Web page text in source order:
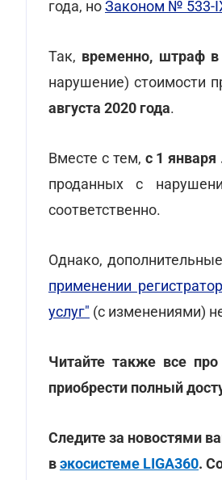
года, ноЗаконом № 533-
Так, временно, штраф в
нарушение) стоимости
августа 2020 года.
Вместе с тем, с 1 января
проданных с
соответственно.
Однако,
применении
услуг" (с изменениями)
Читайте также все
приобрести полный
Следите за новостями
вэкосистеме LIGA360.